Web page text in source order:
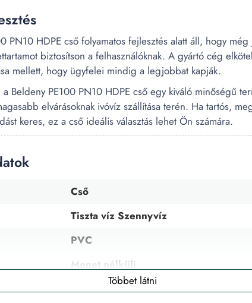
PN10 HDPE cső folyamatos fejlesztés alatt áll, hogy
biztosítson a felhasználóknak. A gyártó cég
mellett, hogy ügyfelei mindig a legjobbat kapják.
Beldeny PE100 PN10 HDPE cső egy kiváló minőségű
elvárásoknak ivóvíz szállítása terén. Ha tartós,
keres, ez a cső ideális választás lehet Ön számára.
Cső
Tiszta víz Szennyvíz
PVC
Menet nélküli
1